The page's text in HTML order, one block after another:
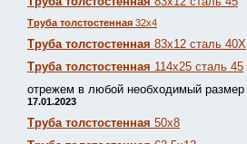
Труба толстостенная 32х4
Труба толстостенная 83х12 сталь 40Х
Труба толстостенная 114х25 сталь 45
отрежем в любой необходимый размер
17.01.2023
Труба толстостенная 50х8